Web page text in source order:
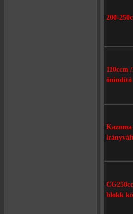
200-
110ccm
önindító
Kazuma
blokk